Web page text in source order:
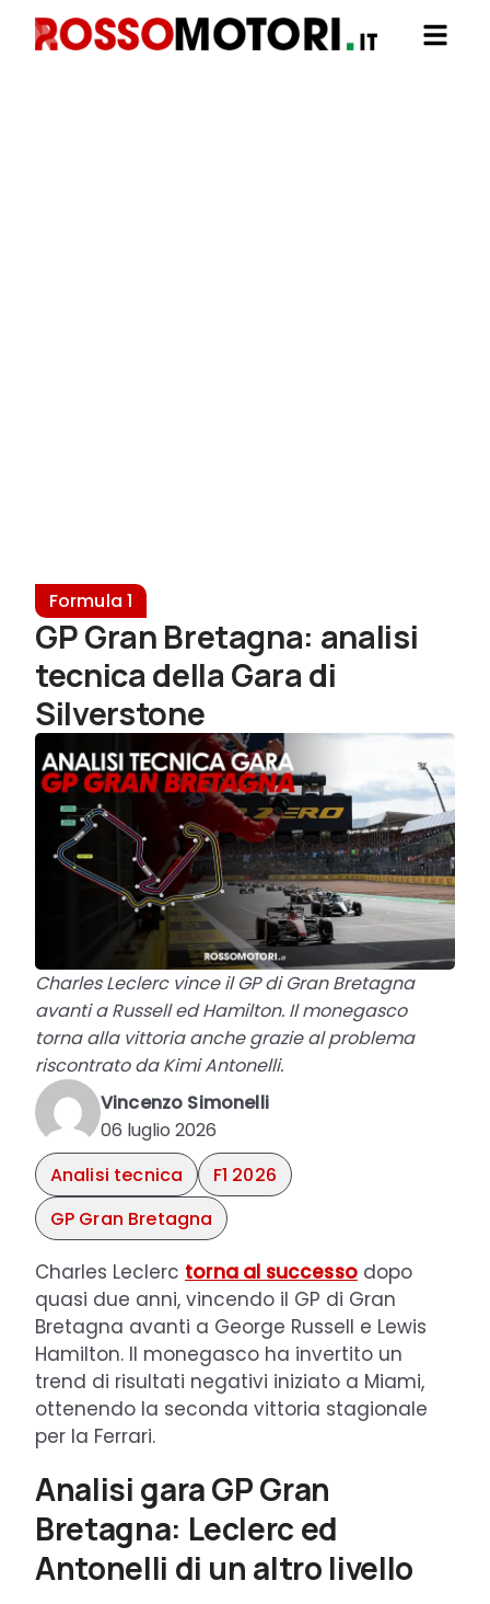
Formula 1
GP Gran Bretagna: analisi
tecnica della Gara di
Silverstone
Charles Leclerc vince il GP di Gran Bretagna
avanti a Russell ed Hamilton. Il monegasco
torna alla vittoria anche grazie al problema
riscontrato da Kimi Antonelli.
Vincenzo Simonelli
06 luglio 2026
Analisi tecnica
F1 2026
GP Gran Bretagna
Charles Leclerc torna al successodopo
quasi due anni, vincendo il GP di Gran
Bretagna avanti a George Russell e Lewis
Hamilton. Il monegasco ha invertito un
trend di risultati negativi iniziato a Miami,
ottenendo la seconda vittoria stagionale
per la Ferrari.
Analisi gara GP Gran
Bretagna: Leclerc ed
Antonelli di un altro livello